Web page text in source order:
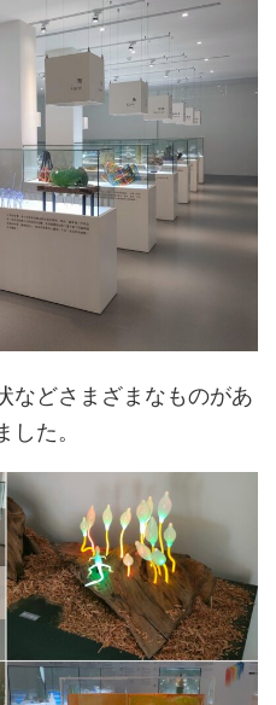
などさまざまなものがあ
た。